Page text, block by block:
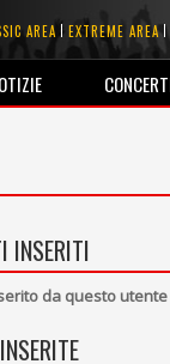
AREA EXTREME AREA
INSERITI
da questo utente